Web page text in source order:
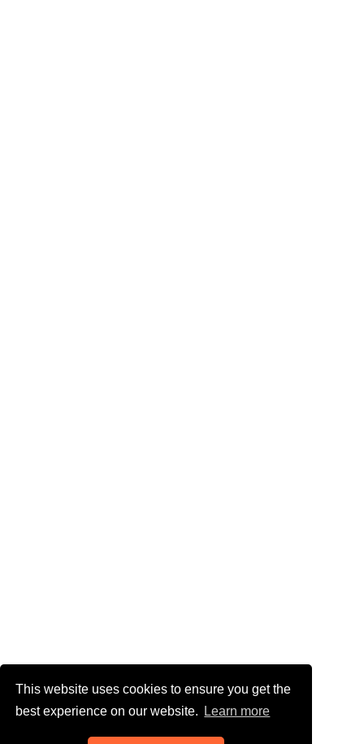
This website uses cookies to ensure you get the
best experience on our website.
Learn more